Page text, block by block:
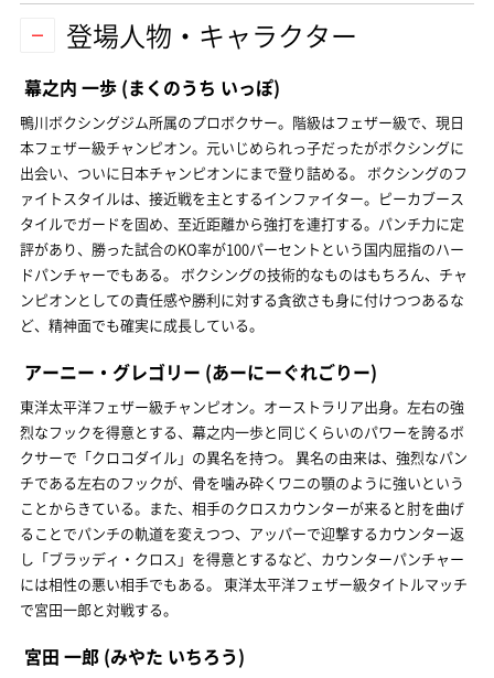
登場人物・キャラクター
幕之内 一歩 (まくのうち いっぽ)
鴨川ボクシングジム所属のプロボクサー。階級はフェザー級で、現日
本フェザー級チャンピオン。元いじめられっ子だったがボクシングに
出会い、ついに日本チャンピオンにまで登り詰める。 ボクシングのフ
ァイトスタイルは、接近戦を主とするインファイター。ピーカブース
タイルでガードを固め、至近距離から強打を連打する。パンチ力に定
評があり、勝った試合のKO率が100パーセントという国内屈指のハー
ドパンチャーでもある。 ボクシングの技術的なものはもちろん、チャ
ンピオンとしての責任感や勝利に対する貪欲さも身に付けつつあるな
ど、精神面でも確実に成長している。
アーニー・グレゴリー (あーにーぐれごりー)
東洋太平洋フェザー級チャンピオン。オーストラリア出身。左右の強
烈なフックを得意とする、幕之内一歩と同じくらいのパワーを誇るボ
クサーで「クロコダイル」の異名を持つ。 異名の由来は、強烈なパン
チである左右のフックが、骨を噛み砕くワニの顎のように強いという
ことからきている。また、相手のクロスカウンターが来ると肘を曲げ
ることでパンチの軌道を変えつつ、アッパーで迎撃するカウンター返
し「ブラッディ・クロス」を得意とするなど、カウンターパンチャー
には相性の悪い相手でもある。 東洋太平洋フェザー級タイトルマッチ
で宮田一郎と対戦する。
宮田 一郎 (みやた いちろう)